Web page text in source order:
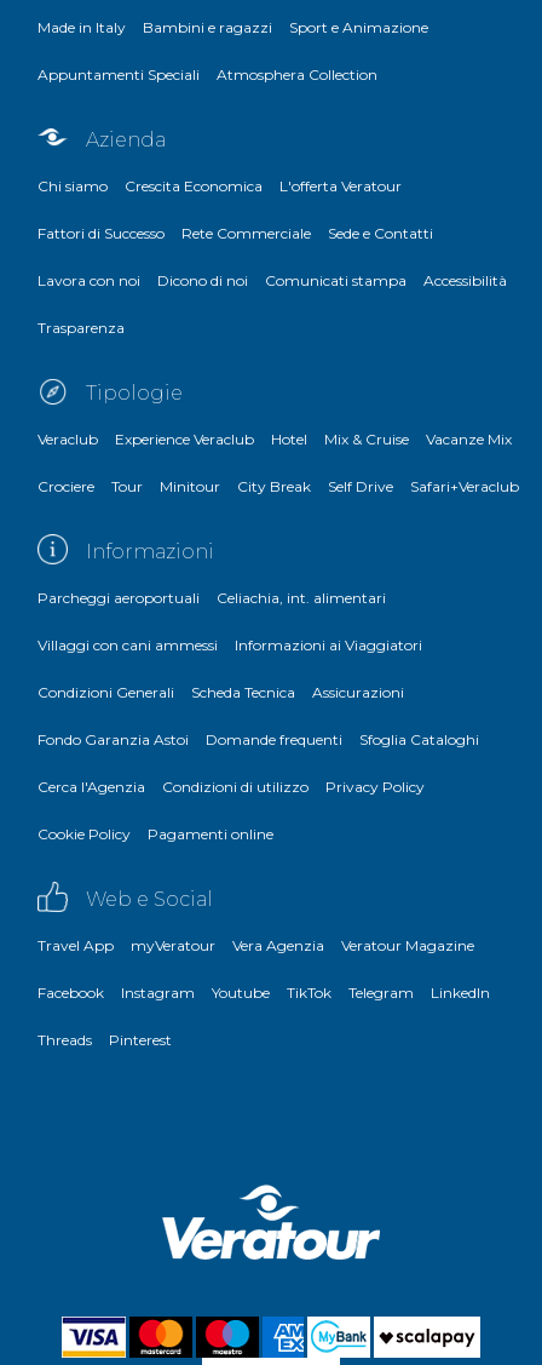
Made in Italy Bambini e ragazzi Sport e Animazione
Appuntamenti Speciali Atmosphera Collection
Azienda
Chi siamo Crescita Economica L'offerta Veratour
Fattori di Successo Rete Commerciale Sede e Contatti
Lavora con noi Dicono di noi Comunicati stampa Accessibilità
Trasparenza
Tipologie
Veraclub Experience Veraclub Hotel Mix & Cruise Vacanze Mix
Crociere Tour Minitour City Break Self Drive Safari+Veraclub
Informazioni
Parcheggi aeroportuali Celiachia, int. alimentari
Villaggi con cani ammessi Informazioni ai Viaggiatori
Condizioni Generali Scheda Tecnica Assicurazioni
Fondo Garanzia Astoi Domande frequenti Sfoglia Cataloghi
Cerca l'Agenzia Condizioni di utilizzo Privacy Policy
Cookie Policy Pagamenti online
Web e Social
Travel App myVeratour Vera Agenzia Veratour Magazine
Facebook Instagram Youtube TikTok Telegram LinkedIn
Threads Pinterest